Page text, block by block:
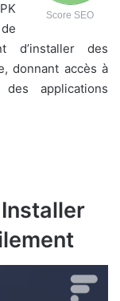
Score SEO
d’installer des
donnant accès à
applications